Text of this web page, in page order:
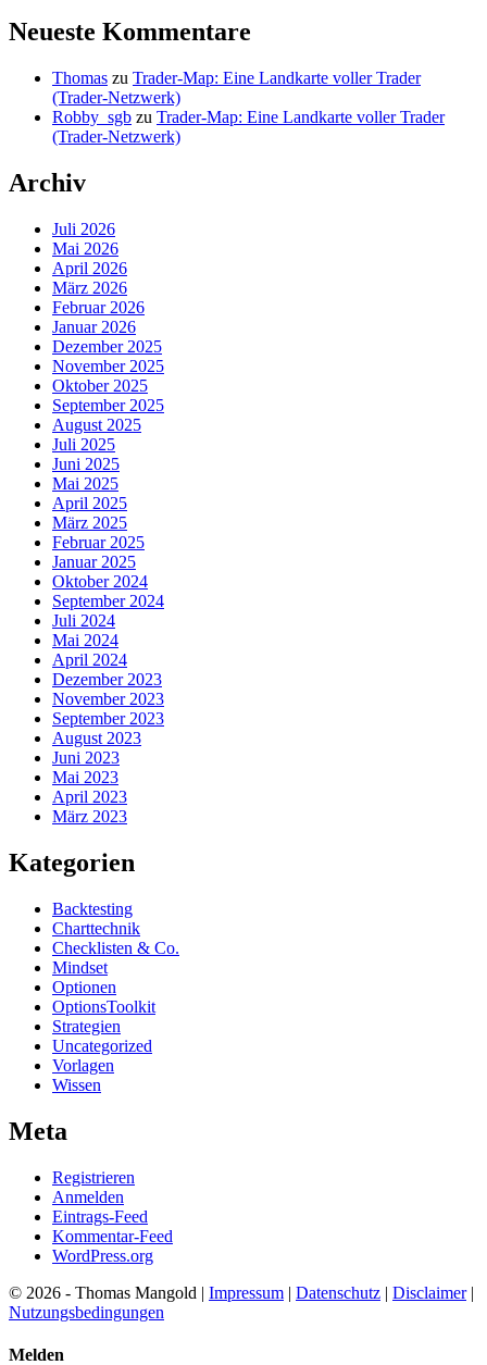
Neueste Kommentare
Thomas zu Trader-Map: Eine Landkarte voller Trader
(Trader-Netzwerk)
Robby_sgb zu Trader-Map: Eine Landkarte voller Trader
(Trader-Netzwerk)
Archiv
Juli 2026
Mai 2026
April 2026
März 2026
Februar 2026
Januar 2026
Dezember 2025
November 2025
Oktober 2025
September 2025
August 2025
Juli 2025
Juni 2025
Mai 2025
April 2025
März 2025
Februar 2025
Januar 2025
Oktober 2024
September 2024
Juli 2024
Mai 2024
April 2024
Dezember 2023
November 2023
September 2023
August 2023
Juni 2023
Mai 2023
April 2023
März 2023
Kategorien
Backtesting
Charttechnik
Checklisten & Co.
Mindset
Optionen
OptionsToolkit
Strategien
Uncategorized
Vorlagen
Wissen
Meta
Registrieren
Anmelden
Eintrags-Feed
Kommentar-Feed
WordPress.org
© 2026 - Thomas Mangold | Impressum | Datenschutz | Disclaimer|
Nutzungsbedingungen
Melden